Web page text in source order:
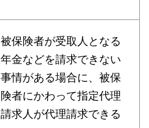
被保険者が受取人となる
年金などを請求できない
事情がある場合に、被保
険者にかわって指定代理
請求人が代理請求できる